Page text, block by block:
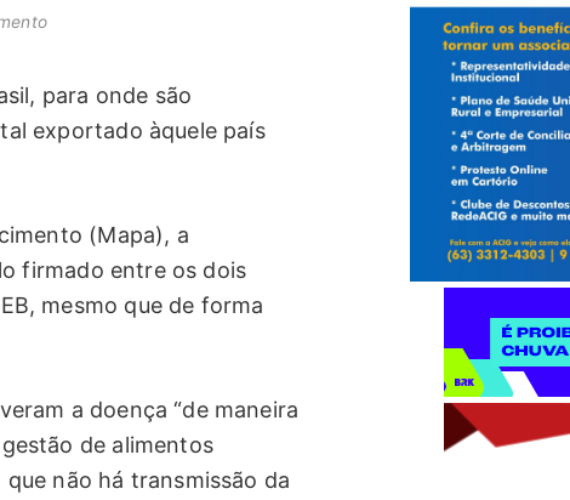
para onde são
exportado àquele país
(Mapa), a
firmado entre os dois
mesmo que de forma
a doença “de maneira
de alimentos
não há transmissão da